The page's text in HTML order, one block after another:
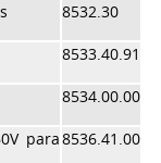
8532.30
8533.40.91
8534.00.00
para8536.41.00